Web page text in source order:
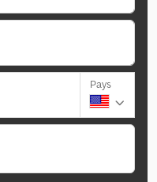
Pays